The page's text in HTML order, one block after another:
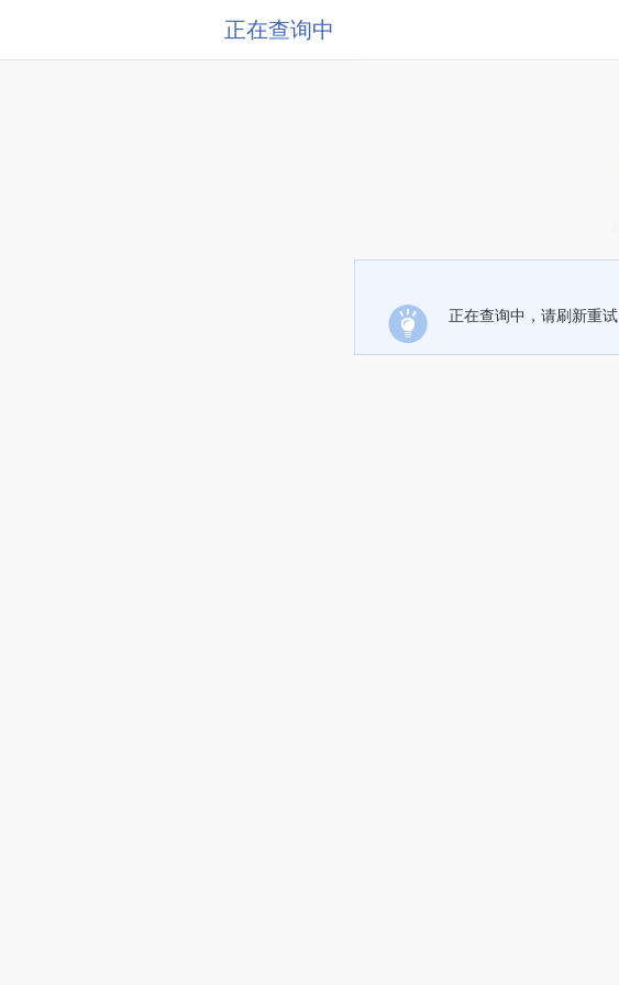
正在查询中
正在查询中，请刷新重试